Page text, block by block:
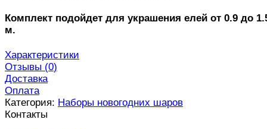
Комплект подойдет для украшения елей от 0.9 до
м.
Характеристики
Отзывы (0)
Доставка
Оплата
Категория: Наборы новогодних шаров
Контакты